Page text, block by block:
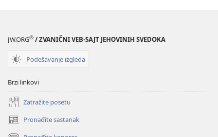
JW.ORG® / ZVANIČNI VEB-SAJT JEHOVINIH SVEDOKA
Podešavanje izgleda
Brzi linkovi
Zatražite posetu
Pronađite sastanak
(otvara
novi